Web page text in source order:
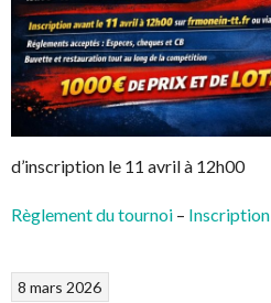
d’inscription le 11 avril à 12h00
Règlement du tournoi – Inscription
8 mars 2026